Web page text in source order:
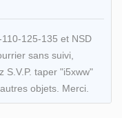
125-135 et NSD
sans suivi,
S.V.P. taper "i5xww"
objets. Merci.